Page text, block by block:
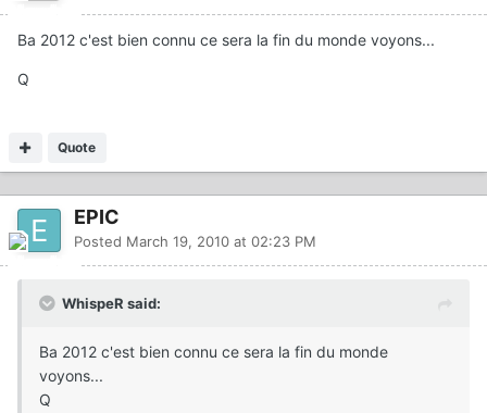
Ba 2012 c'est bien connu ce sera la fin du monde voyons...
Q
Quote
EPIC
Posted March 19, 2010 at 02:23 PM
WhispeR said:
Ba 2012 c'est bien connu ce sera la fin du monde
voyons...
Q